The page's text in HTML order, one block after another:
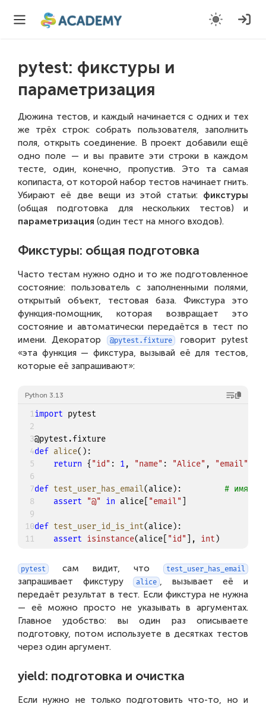
pytest: фикстуры и
параметризация
Дюжина тестов, и каждый начинается с одних и тех
же трёх строк: собрать пользователя, заполнить
поля, открыть соединение. В проект добавили ещё
одно поле — и вы правите эти строки в каждом
тесте, один, конечно, пропустив. Это та самая
копипаста, от которой набор тестов начинает гнить.
Убирают её две вещи из этой статьи: фикстуры
(общая подготовка для нескольких тестов) и
параметризация (один тест на много входов).
Фикстуры: общая подготовка
Часто тестам нужно одно и то же подготовленное
состояние: пользователь с заполненными полями,
открытый объект, тестовая база. Фикстура это
функция-помощник, которая возвращает это
состояние и автоматически передаётся в тест по
имени. Декоратор
@pytest.fixture говорит pytest
«эта функция — фикстура, вызывай её для тестов,
которые её запрашивают»:
Python 3.13
1
2
3
4
5
6
7
8
9
10
11
import pytest
@pytest .fixture
def alice( ) :
return { "id" : 1, "name" : "Alice" , "email"
def test_user_has_email(alice) :
# имя
assert
"@" in alice "email"
def test_user_id_is_int(alice) :
assert isinstance(alice "id" , int )
pytest сам видит, что test_user_has_email
запрашивает фикстуру alice , вызывает её и
передаёт результат в тест. Если фикстура не нужна
— её можно просто не указывать в аргументах.
Главное удобство: вы один раз описываете
подготовку, потом используете в десятках тестов
через один аргумент.
yield: подготовка и очистка
Если нужно не только подготовить что-то, но и